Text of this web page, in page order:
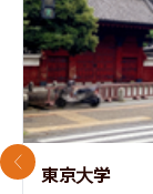
東京大学
前のスライド